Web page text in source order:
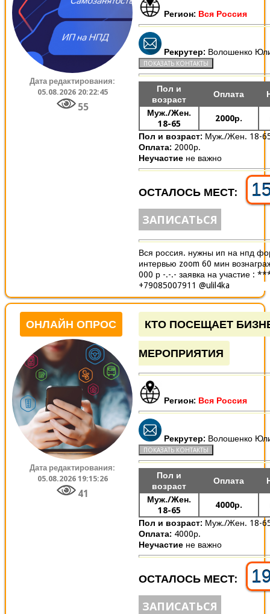
Дата редактирования:
05.08.2026 20:22:45
55
Регион: Вся Россия
Рекрутер: Волошенко
Пол и
возраст
Оплата
Муж./Жен.
18-65
2000р.
Пол и возраст: Муж./Жен. 18-
Оплата: 2000р.
Неучастие не важно
ОСТАЛОСЬ МЕСТ:
ЗАПИСАТЬСЯ
Вся россия. нужны ип на нпд
интервью zoom 60 мин
000 р -.-.- заявка на участие :
+79085007911 @ulil4ka
ОНЛАЙН ОПРОС
Дата редактирования:
05.08.2026 19:15:26
41
КТО ПОСЕЩАЕТ
МЕРОПРИЯТИЯ
Регион: Вся Россия
Рекрутер: Волошенко
Пол и
возраст
Оплата
Муж./Жен.
18-65
4000р.
Пол и возраст: Муж./Жен. 18-
Оплата: 4000р.
Неучастие не важно
ОСТАЛОСЬ МЕСТ:
ЗАПИСАТЬСЯ